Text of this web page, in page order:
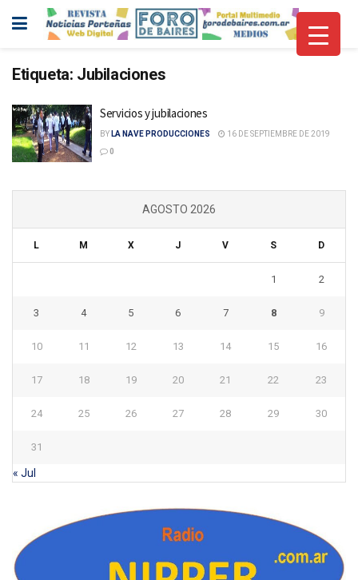
Etiqueta: Jubilaciones
Servicios y jubilaciones
BY LA NAVE PRODUCCIONES
16 DE SEPTIEMBRE DE 2019
0
AGOSTO 2026
L M X J V S D
1 2
3 4 5 6 7 8 9
10 11 12 13 14 15 16
17 18 19 20 21 22 23
24 25 26 27 28 29 30
31
« Jul